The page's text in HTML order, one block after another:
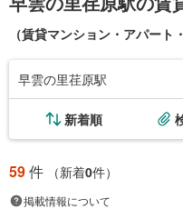
（賃貸マンション・アパート
早雲の里荏原駅
新着順
59件 （新着0件）
掲載情報について